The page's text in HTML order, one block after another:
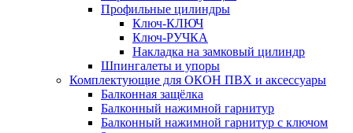
Профильные цилиндры
Ключ-КЛЮЧ
Ключ-РУЧКА
Накладка на замковый цилиндр
Шпингалеты и упоры
Комплектующие для ОКОН ПВХ и аксессуары
Балконная защёлка
Балконный нажимной гарнитур
Балконный нажимной гарнитур с ключом